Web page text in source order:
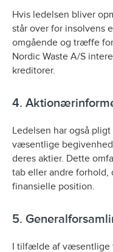
Hvis ledelsen bliver
står over for insolvens
omgående og træffe
Nordic Waste A/S
kreditorer.
4.
Ledelsen har også
væsentlige
deres aktier. Dette
tab eller andre forhold,
finansielle position.
5.
I tilfælde af væsentlige